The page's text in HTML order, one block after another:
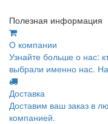
Полезная информация
О компании
Узнайте больше о нас:
выбрали именно нас.
Доставка
Доставим ваш заказ в
компанией.